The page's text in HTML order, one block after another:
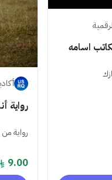
خوف 2 للكاتب اسامه
رواية
رواية من
9.00